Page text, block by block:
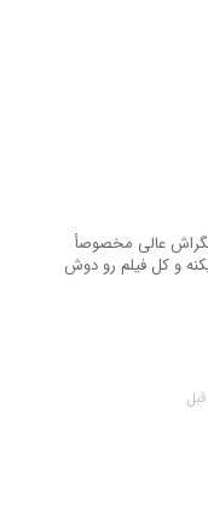
عالی مخصوصأ
و کل فیلم رو دوش